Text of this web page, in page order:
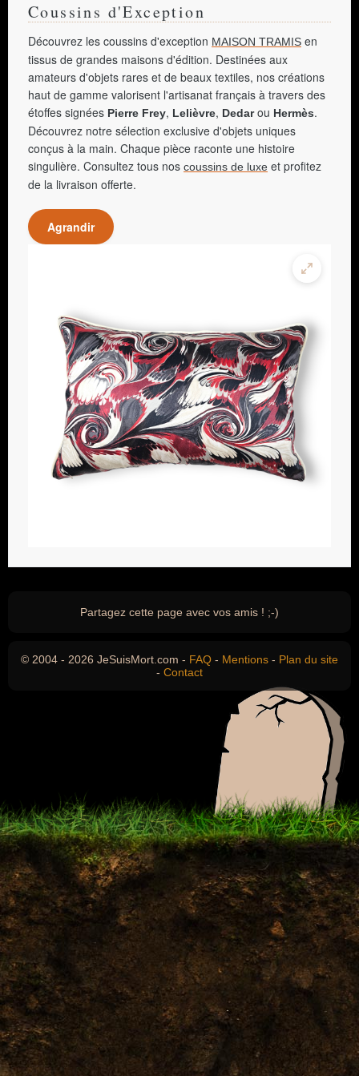
Coussins d'Exception
Découvrez les coussins d'exception MAISON TRAMIS en
tissus de grandes maisons d'édition. Destinées aux
amateurs d'objets rares et de beaux textiles, nos créations
haut de gamme valorisent l'artisanat français à travers des
étoffes signées Pierre Frey, Lelièvre, Dedarou Hermès.
Découvrez notre sélection exclusive d'objets uniques
conçus à la main. Chaque pièce raconte une histoire
singulière. Consultez tous nos coussins de luxe et profitez
de la livraison offerte.
Agrandir
Partagez cette page avec vos amis ! ;-)
© 2004 - 2026 JeSuisMort.com - FAQ - Mentions - Plan du site
- Contact